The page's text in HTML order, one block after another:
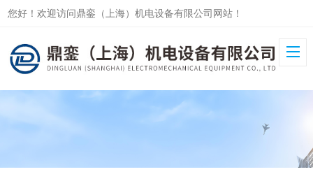
您好！欢迎访问鼎銮（上海）机电设备有限公司网站！